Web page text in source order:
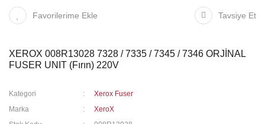
Favorilerime Ekle Tavsiye Et
XEROX 008R13028 7328 / 7335 / 7345 / 7346 ORJİNAL
FUSER UNIT (Fırın) 220V
Kategori
Xerox Fuser
Marka
XeroX